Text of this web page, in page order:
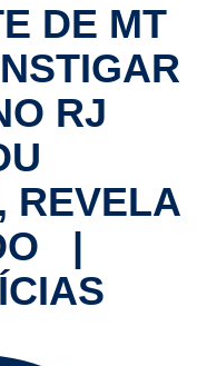
DE MT
RJ
REVELA
|